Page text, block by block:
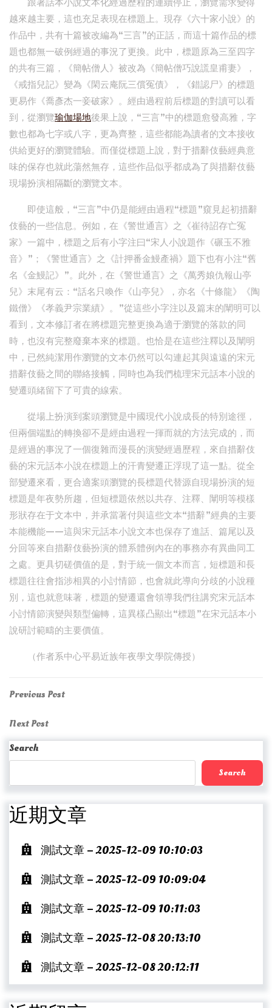
跟著話本小說文本化經過歷程的連續停止，瀏覽需求變得
越來越主要，這也充足表現在標題上。現存《六十家小說》的
作品中，共有十篇被改編為“三言”的正話，而這十篇作品的標
題也都無一破例經過的事況了更換。此中，標題原為三至四字
的共有三篇，《簡帖僧人》被改為《簡帖僧巧說謊皇甫妻》，
《戒指兒記》變為《閑云庵阮三償冤債》，《錯認尸》的標題
更易作《喬彥杰一妾破家》。經由過程前后標題的對讀可以看
到，從瀏覽瑜伽場地後果上說，“三言”中的標題愈發高雅，字
數也都為七字或八字，更為齊整，這些都能為讀者的文本接收
供給更好的瀏覽體驗。而僅從標題上說，對于措辭伎藝經典意
味的保存也就此蕩然無存，這些作品似乎都成為了與措辭伎藝
現場扮演相隔斷的瀏覽文本。
即使這般，“三言”中仍是能經由過程“標題”窺見起初措辭
伎藝的一些信息。例如，在《警世通言》之《崔待詔存亡冤
家》一篇中，標題之后有小字注曰“宋人小說題作《碾玉不雅
音》”；《警世通言》之《計押番金鰻產禍》題下也有小注“舊
名《金鰻記》”。此外，在《警世通言》之《萬秀娘仇報山亭
兒》末尾有云：“話名只喚作《山亭兒》，亦名《十條龍》《陶
鐵僧》《孝義尹宗業績》。”從這些小字注以及篇末的闡明可以
看到，文本修訂者在將標題完整更換為適于瀏覽的落款的同
時，也沒有完整廢棄本來的標題。也恰是在這些注釋以及闡明
中，已然純潔用作瀏覽的文本仍然可以勾連起其與遠遠的宋元
措辭伎藝之間的聯絡接觸，同時也為我們梳理宋元話本小說的
變遷頭緒留下了可貴的線索。
從場上扮演到案頭瀏覽是中國現代小說成長的特別途徑，
但兩個端點的轉換卻不是經由過程一揮而就的方法完成的，而
是經過的事況了一個復雜而漫長的演變經過歷程，來自措辭伎
藝的宋元話本小說在標題上的汗青變遷正浮現了這一點。從全
部變遷來看，更合適案頭瀏覽的長標題代替源自現場扮演的短
標題是年夜勢所趨，但短標題依然以共存、注釋、闡明等模樣
形狀存在于文本中，并承當著付與這些文本“措辭”經典的主要
本能機能——這與宋元話本小說文本也保存了進話、篇尾以及
分回等來自措辭伎藝扮演的體系體例內在的事務亦有異曲同工
之處。更具切磋價值的是，對于統一個文本而言，短標題和長
標題往往會指涉相異的小討情節，也會就此導向分歧的小說種
別，這也就意味著，標題的變遷還會領導我們往講究宋元話本
小討情節演變與類型偏轉，這異樣凸顯出“標題”在宋元話本小
說研討範疇的主要價值。
（作者系中心平易近族年夜學文學院傳授）
Post
navigation
Previous
Previous Post
Next
Post
Next Post
Search
Search
近期文章
測試文章 – 2025-12-09 10:10:03
測試文章 – 2025-12-09 10:09:04
測試文章 – 2025-12-09 10:11:03
測試文章 – 2025-12-08 20:13:10
測試文章 – 2025-12-08 20:12:11